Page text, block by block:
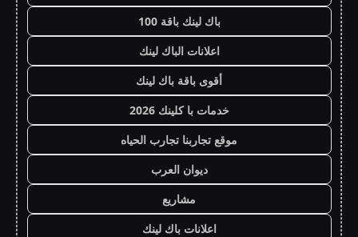
باك لينك باقة 100
اعلانات الباك لينك
أقوى باقة باك لينك
خدمات با كلينك 2026
موقع تجاربنا تجارب الحياه
ديوان العرب
مشاريع
اعلانات باك لينك